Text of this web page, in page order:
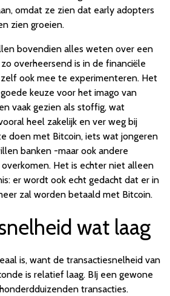
omdat ze zien dat early adopters
zien groeien.
bovendien alles weten over een
overheersend is in de financiële
ook mee te experimenteren. Het
keuze voor het imago van
vaak gezien als stoffig, wat
heel zakelijk en ver weg bij
doen met Bitcoin, iets wat jongeren
banken -maar ook andere
Het is echter niet alleen
er wordt ook echt gedacht dat er in
zal worden betaald met Bitcoin.
wat laag
is, want de transactiesnelheid van
is relatief laag. BIj een gewone
transacties.